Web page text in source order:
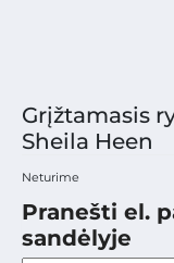
Grįžtamasis
Sheila Heen
Neturime
Pranešti el.
sandėlyje